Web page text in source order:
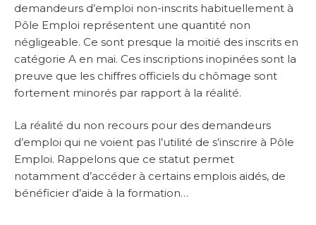
demandeurs d’emploi non-inscrits habituellement à
Pôle Emploi représentent une quantité non
négligeable. Ce sont presque la moitié des inscrits en
catégorie A en mai. Ces inscriptions inopinées sont la
preuve que les chiffres officiels du chômage sont
fortement minorés par rapport à la réalité.
La réalité du non recours pour des demandeurs
d’emploi qui ne voient pas l’utilité de s’inscrire à Pôle
Emploi. Rappelons que ce statut permet
notamment d’accéder à certains emplois aidés, de
bénéficier d’aide à la formation…